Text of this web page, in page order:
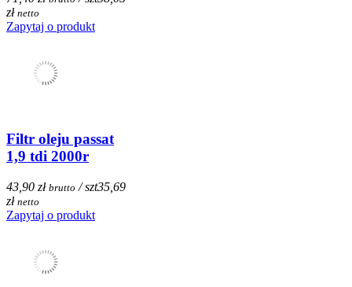
zł netto
Zapytaj o produkt
Filtr oleju passat
1,9 tdi 2000r
43,90 zł brutto / szt35,69
zł netto
Zapytaj o produkt